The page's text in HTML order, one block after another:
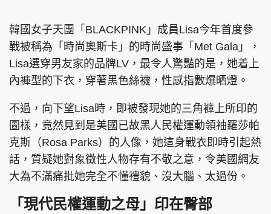
東周刊 cazbuyer 東Touch
PCM 電腦廣場 星島頭條 星島日報
頭條日報 星島環球 The Standard
韓國女子天團「BLACKPINK」成員Lisa今年首度參
戰被稱為「時尚奧斯卡」的時尚盛事「Met Gala」，
Lisa選穿男友家的品牌LV，最令人驚豔的是，她着上
內褲型的下衣，穿著黑色絲襪，性感指數爆晒燈。
不過，向下望Lisa時，即被發現她的三角褲上所印的
圖樣，竟然見到是美國已故黑人民權運動領袖羅莎帕
克斯（Rosa Parks）的人像，她這身戰衣即時引起熱
話，質疑她對象徵性人物存有不敬之意，令美國網友
大為不滿痛批她完全不懂禮貌、沒大腦、太過份。
「現代民權運動之母」印在臀部